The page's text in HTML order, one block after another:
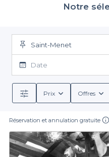
Notre
Saint-Menet
Date
Prix Offres
Réservation et annulation gratuite